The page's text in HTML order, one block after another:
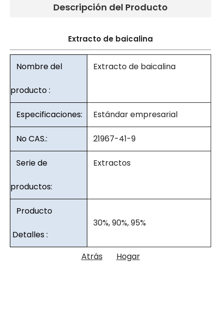
Descripción del Producto
Extracto de baicalina
Nombre del
producto :
Extracto de baicalina
Especificaciones: Estándar empresarial
No CAS.: 21967-41-9
Serie de
productos:
Extractos
Producto
Detalles :
30%, 90%, 95%
Atrás Hogar